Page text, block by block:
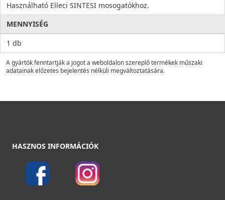
Használható Elleci SINTESI mosogatókhoz.
MENNYISÉG
1 db
A gyártók fenntartják a jogot a weboldalon szereplő termékek műszaki
adatainak előzetes bejelentés nélküli megváltoztatására.
HASZNOS INFORMÁCIÓK